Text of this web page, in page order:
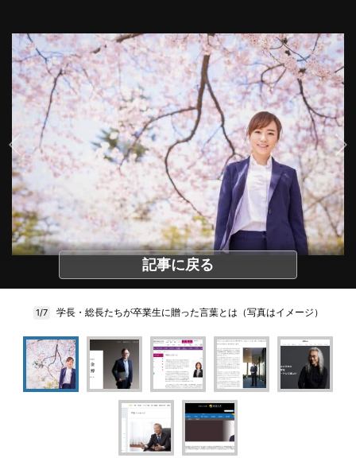
記事に戻る
1/7 学長・総長たちが卒業生に贈った言葉とは（写真はイメージ）